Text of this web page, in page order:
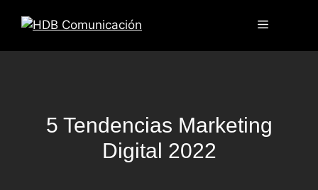
5 Tendencias Marketing
Digital 2022